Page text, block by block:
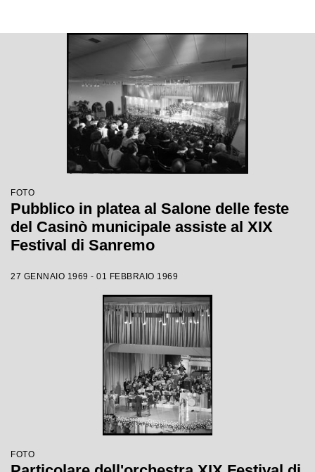
FOTO
Pubblico in platea al Salone delle feste
del Casinò municipale assiste al XIX
Festival di Sanremo
27 GENNAIO 1969 - 01 FEBBRAIO 1969
FOTO